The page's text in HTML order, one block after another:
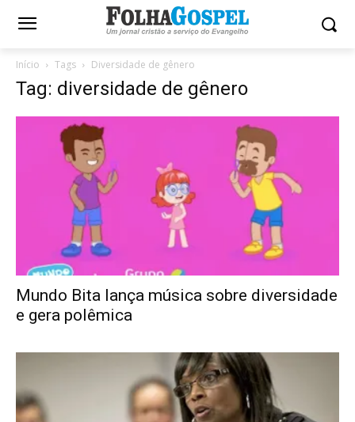
Início Tags Diversidade de gênero
Tag: diversidade de gênero
Mundo Bita lança música sobre diversidade
e gera polêmica